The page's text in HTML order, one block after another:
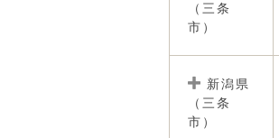
（三条
市）
新潟県
（三条
市）